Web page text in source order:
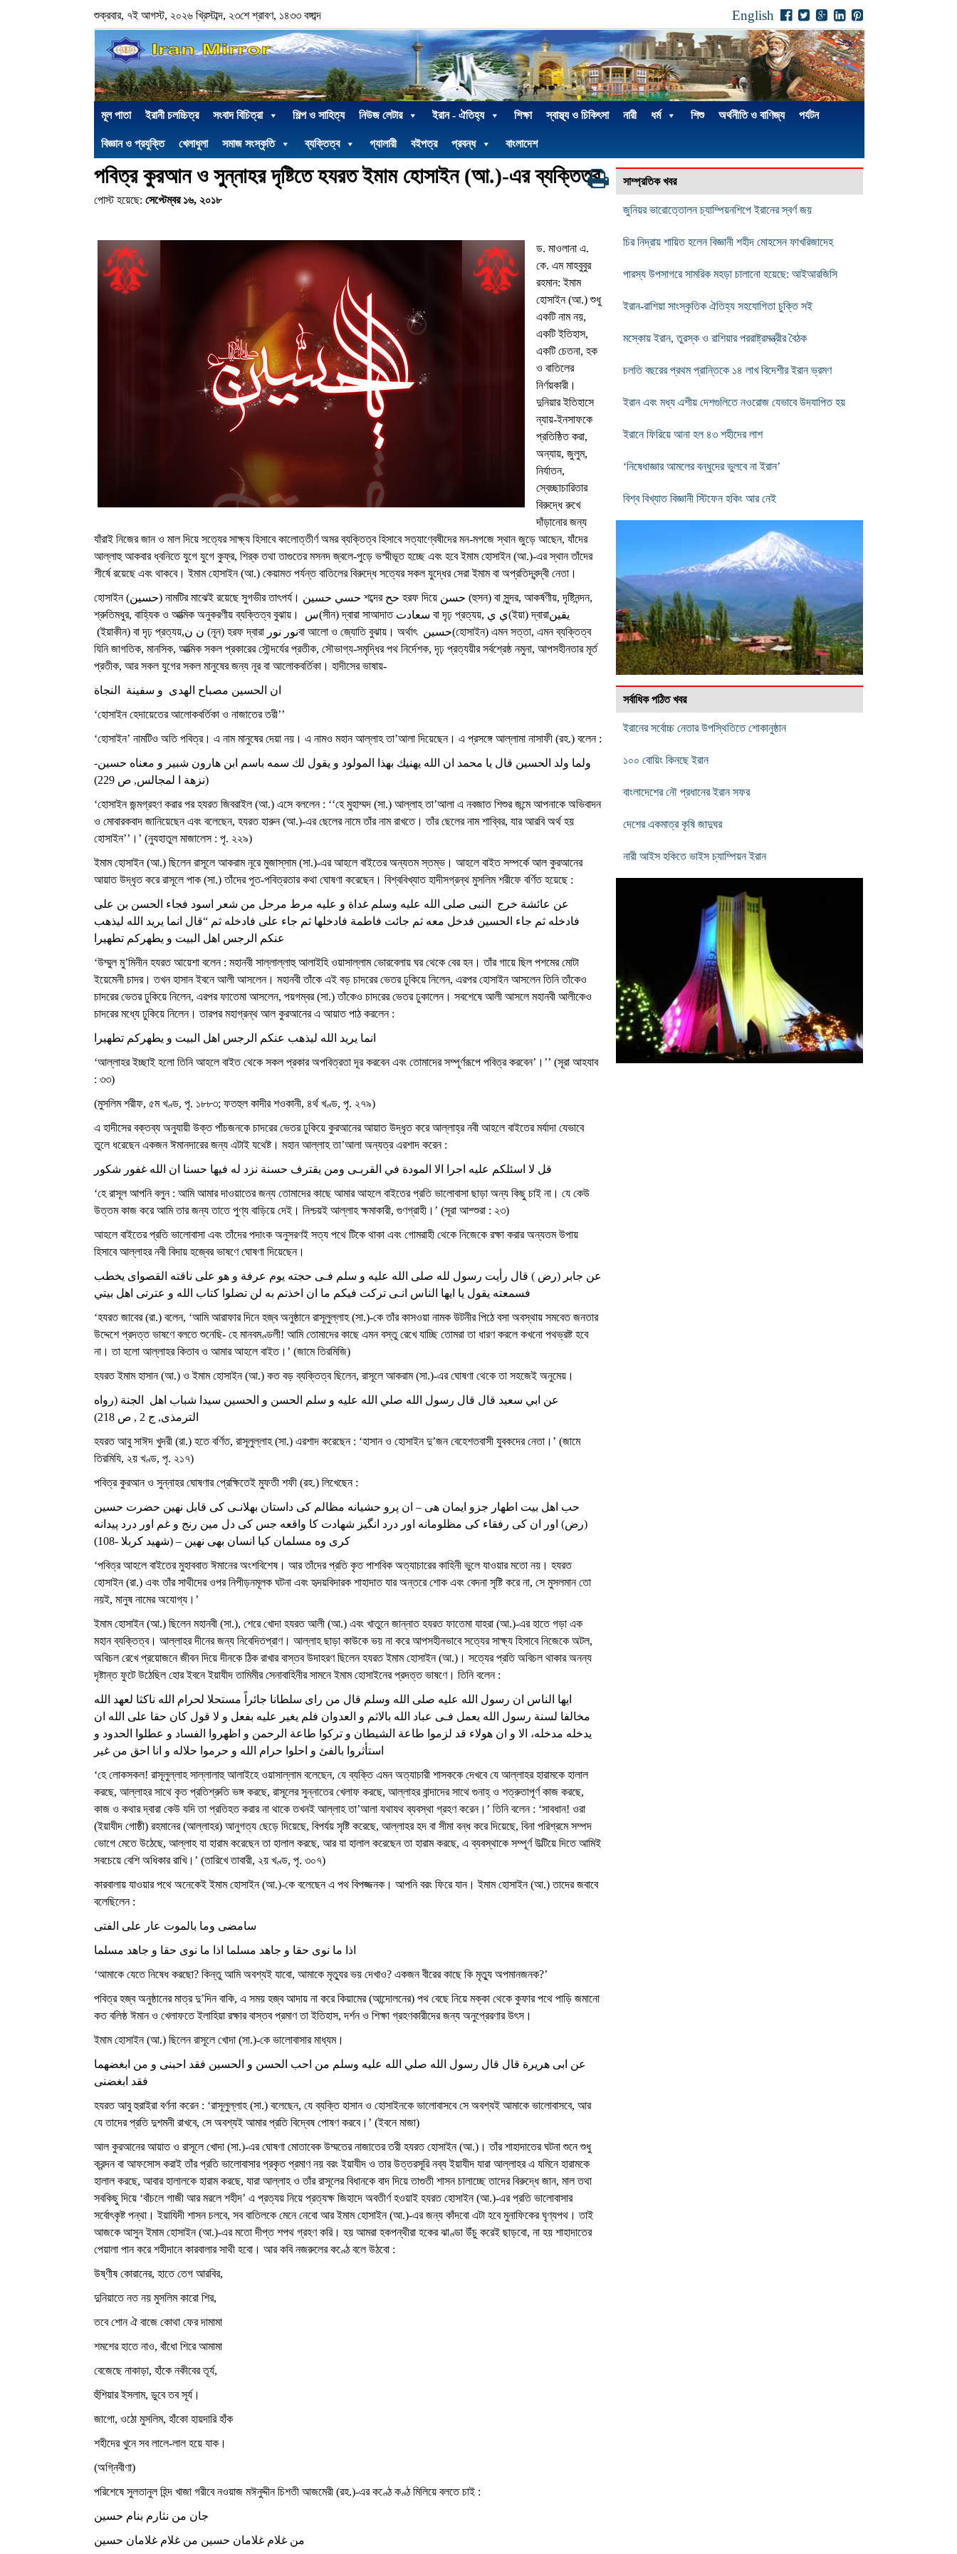
শুক্রবার, ৭ই আগস্ট, ২০২৬ খ্রিস্টাব্দ, ২৩শে শ্রাবণ, ১৪৩৩ বঙ্গাব্দ English
মূল পাতা ইরানী চলচ্চিত্র সংবাদ বিচিত্রা শিল্প ও সাহিত্য নিউজ লেটার ইরান - ঐতিহ্য শিক্ষা স্বাস্থ্য ও চিকিৎসা নারী ধর্ম শিশু অর্থনীতি ও বাণিজ্য পর্যটন
বিজ্ঞান ও প্রযুক্তি খেলাধুলা সমাজ সংস্কৃতি ব্যক্তিত্ব গ্যালারী বইপত্র প্রবন্ধ বাংলাদেশ
পবিত্র কুরআন ও সুন্নাহর দৃষ্টিতে হযরত ইমাম হোসাইন (আ.)-এর ব্যক্তিত্ব
পোস্ট হয়েছে: সেপ্টেম্বর ১৬, ২০১৮
ড. মাওলানা এ.
কে. এম মাহবুবুর
রহমান: ইমাম
হোসাইন (আ.) শুধু
একটি নাম নয়,
একটি ইতিহাস,
একটি চেতনা, হক
ও বাতিলের
নির্ণয়কারী।
দুনিয়ার ইতিহাসে
ন্যায়-ইনসাফকে
প্রতিষ্ঠিত করা,
অন্যায়, জুলুম,
নির্যাতন,
স্বেচ্ছাচারিতার
বিরুদ্ধে রুখে
দাঁড়ানোর জন্য
যাঁরাই নিজের জান ও মাল দিয়ে সত্যের সাক্ষ্য হিসাবে কালোত্তীর্ণ অমর ব্যক্তিত্ব হিসাবে সত্যাণ্বেষীদের মন-মগজে স্থান জুড়ে আছেন, যাঁদের
আল্লাহু আকবার ধ্বনিতে যুগে যুগে কুফ্‌র, শির্‌ক তথা তাগুতের মসনদ জ্বলে-পুড়ে ভস্মীভূত হচ্ছে এবং হবে ইমাম হোসাইন (আ.)-এর স্থান তাঁদের
শীর্ষে রয়েছে এবং থাকবে। ইমাম হোসাইন (আ.) কেয়ামত পর্যন্ত বাতিলের বিরুদ্ধে সত্যের সকল যুদ্ধের সেরা ইমাম বা অপ্রতিদ্বন্দ্বী নেতা।
হোসাইন (حسين) নামটির মাঝেই রয়েছে সুগভীর তাৎপর্য। حسي حسين শব্দের حح হরফ দিয়ে حسن (হুসন) বা সুন্দর, আকর্ষণীয়, দৃষ্টিনন্দন,
শ্রুতিমধুর, বাহ্যিক ও আত্মিক অনুকরণীয় ব্যক্তিত্ব বুঝায়। س(সীন) দ্বারা সাআদাত سعادت বা দৃঢ় প্রত্যয়, ي ي(ইয়া) দ্বারাيقين
(ইয়াকীন) বা দৃঢ় প্রত্যয়,ن ن (নূন) হরফ দ্বারা نور نورবা আলো ও জ্যোতি বুঝায়। অর্থাৎ حسين(হোসাইন) এমন সত্তা, এমন ব্যক্তিত্ব
যিনি জাগতিক, মানসিক, আত্মিক সকল প্রকারের সৌন্দর্যের প্রতীক, সৌভাগ্য-সমৃদ্ধির পথ নির্দেশক, দৃঢ় প্রত্যয়ীর সর্বশ্রেষ্ঠ নমুনা, আপসহীনতার মূর্ত
প্রতীক, আর সকল যুগের সকল মানুষের জন্য নূর বা আলোকবর্তিকা। হাদীসের ভাষায়-
ان الحسين مصباح الهدى و سفينة النجاة
‘হোসাইন হেদায়েতের আলোকবর্তিকা ও নাজাতের তরী’’
‘হোসাইন’ নামটিও অতি পবিত্র। এ নাম মানুষের দেয়া নয়। এ নামও মহান আল্লাহ তা’আলা দিয়েছেন। এ প্রসঙ্গে আল্লামা নাসাফী (রহ.) বলেন :
ولما ولد الحسين قال يا محمد ان الله يهنيك بهذا المولود و يقول لك سمه باسم ابن هارون شبير و معناه حسين-
(نزهة ا لمجالس, ص 229)
‘হোসাইন জন্মগ্রহণ করার পর হযরত জিবরাইল (আ.) এসে বললেন : ‘‘হে মুহাম্মদ (সা.) আল্লাহ তা’আলা এ নবজাত শিশুর জন্মে আপনাকে অভিবাদন
ও মোবারকবাদ জানিয়েছেন এবং বলেছেন, হযরত হারুন (আ.)-এর ছেলের নামে তাঁর নাম রাখতে। তাঁর ছেলের নাম শাব্বির, যার আরবি অর্থ হয়
হোসাইন’’।’ (নুযহাতুল মাজালেস : পৃ. ২২৯)
ইমাম হোসাইন (আ.) ছিলেন রাসূলে আকরাম নূরে মুজাস্‌সাম (সা.)-এর আহলে বাইতের অন্যতম স্তম্ভ। আহলে বাইত সম্পর্কে আল কুরআনের
আয়াত উদ্ধৃত করে রাসূলে পাক (সা.) তাঁদের পূত-পবিত্রতার কথা ঘোষণা করেছেন। বিশ্ববিখ্যাত হাদীসগ্রন্থ মুসলিম শরীফে বর্ণিত হয়েছে :
عن عائشة خرج النبى صلى الله عليه وسلم غداة و عليه مرط مرحل من شعر اسود فجاء الحسن بن على
فادخله ثم جاء الحسين فدخل معه ثم جائت فاطمة فادخلها ثم جاء على فادخله ثم “قال انما يريد الله ليذهب
عنكم الرجس اهل البيت و يطهركم تطهيرا
‘উম্মুল মু’মিনীন হযরত আয়েশা বলেন : মহানবী সাল্লাল্লাহু আলাইহি ওয়াসাল্লাম ভোরবেলায় ঘর থেকে বের হন। তাঁর গায়ে ছিল পশমের মোটা
ইয়েমেনী চাদর। তখন হাসান ইবনে আলী আসলেন। মহানবী তাঁকে এই বড় চাদরের ভেতর ঢুকিয়ে নিলেন, এরপর হোসাইন আসলেন তিনি তাঁকেও
চাদরের ভেতর ঢুকিয়ে নিলেন, এরপর ফাতেমা আসলেন, পয়গম্বর (সা.) তাঁকেও চাদরের ভেতর ঢুকালেন। সবশেষে আলী আসলে মহানবী আলীকেও
চাদরের মধ্যে ঢুকিয়ে নিলেন। তারপর মহাগ্রন্থ আল কুরআনের এ আয়াত পাঠ করলেন :
انما يريد الله ليذهب عنكم الرجس اهل البيت و يطهركم تطهيرا
‘আল্লাহর ইচ্ছাই হলো তিনি আহলে বাইত থেকে সকল প্রকার অপবিত্রতা দূর করবেন এবং তোমাদের সম্পূর্ণরূপে পবিত্র করবেন’।’’ (সূরা আহযাব
: ৩৩)
(মুসলিম শরীফ, ৫ম খণ্ড, পৃ. ১৮৮৩; ফতহুল কাদীর শওকানী, ৪র্থ খণ্ড, পৃ. ২৭৯)
এ হাদীসের বক্তব্য অনুযায়ী উক্ত পাঁচজনকে চাদরের ভেতর ঢুকিয়ে কুরআনের আয়াত উদ্ধৃত করে আল্লাহ্‌র নবী আহলে বাইতের মর্যাদা যেভাবে
তুলে ধরেছেন একজন ঈমানদারের জন্য এটাই যথেষ্ট। মহান আল্লাহ তা’আলা অন্যত্র এরশাদ করেন :
قل لا اسئلكم عليه اجرا الا المودة في القربـى ومن يقترف حسنة نزد له فيها حسنا ان الله غفور شكور
‘হে রাসূল আপনি বলুন : আমি আমার দাওয়াতের জন্য তোমাদের কাছে আমার আহলে বাইতের প্রতি ভালোবাসা ছাড়া অন্য কিছু চাই না। যে কেউ
উত্তম কাজ করে আমি তার জন্য তাতে পুণ্য বাড়িয়ে দেই। নিশ্চয়ই আল্লাহ ক্ষমাকারী, গুণগ্রাহী।’ (সূরা আশ্শুরা : ২৩)
আহলে বাইতের প্রতি ভালোবাসা এবং তাঁদের পদাংক অনুসরণই সত্য পথে টিকে থাকা এবং গোমরাহী থেকে নিজেকে রক্ষা করার অন্যতম উপায়
হিসাবে আল্লাহর নবী বিদায় হজ্বের ভাষণে ঘোষণা দিয়েছেন।
عن جابر (رض ) قال رأيت رسول لله صلى الله عليه و سلم فـى حجته يوم عرفة و هو على ناقته القصواى يخطب
فسمعته يقول يا ايها الناس انـى تركت فيكم ما ان اخذتم به لن تضلوا كتاب الله و عترتى اهل بيتي
‘হযরত জাবের (রা.) বলেন, ‘আমি আরাফার দিনে হজ্ব অনুষ্ঠানে রাসূলুল্লাহ (সা.)-কে তাঁর কাসওয়া নামক উটনীর পিঠে বসা অবস্থায় সমবেত জনতার
উদ্দেশে প্রদত্ত ভাষণে বলতে শুনেছি- হে মানবমণ্ডলী! আমি তোমাদের কাছে এমন বস্তু রেখে যাচ্ছি তোমরা তা ধারণ করলে কখনো পথভ্রষ্ট হবে
না। তা হলো আল্লাহর কিতাব ও আমার আহলে বাইত।’ (জামে তিরমিজি)
হযরত ইমাম হাসান (আ.) ও ইমাম হোসাইন (আ.) কত বড় ব্যক্তিত্ব ছিলেন, রাসূলে আকরাম (সা.)-এর ঘোষণা থেকে তা সহজেই অনুমেয়।
عن ابي سعيد قال قال رسول الله صلي الله عليه و سلم الحسن و الحسين سيدا شباب اهل الجنة (رواه
الترمذى, ج 2 , ص 218)
হযরত আবু সাঈদ খুদরী (রা.) হতে বর্ণিত, রাসূলুল্লাহ (সা.) এরশাদ করেছেন : ‘হাসান ও হোসাইন দু’জন বেহেশতবাসী যুবকদের নেতা।’ (জামে
তিরমিযি, ২য় খণ্ড, পৃ. ২১৭)
পবিত্র কুরআন ও সুন্নাহর ঘোষণার প্রেক্ষিতেই মুফতী শফী (রহ.) লিখেছেন :
حب اهل بيت اطهار جزو ايمان هى – ان پرو حشيانه مظالم كى داستان بهلانـى كى قابل نهين حضرت حسين
(رض) اور ان كى رفقاء كى مظلومانه اور درد انگيز شهادت کا واقعه جس کی دل مين رنج و غم اور درد پيدانه
کری وه مسلمان کيا انسان بهی نهين – (شهيد کربلا -108)
‘পবিত্র আহলে বাইতের মুহাববাত ঈমানের অংশবিশেষ। আর তাঁদের প্রতি কৃত পাশবিক অত্যাচারের কাহিনী ভুলে যাওয়ার মতো নয়। হযরত
হোসাইন (রা.) এবং তাঁর সাথীদের ওপর নিপীড়নমূলক ঘটনা এবং হৃদয়বিদারক শাহাদাত যার অন্তরে শোক এবং বেদনা সৃষ্টি করে না, সে মুসলমান তো
নয়ই, মানুষ নামের অযোগ্য।’
ইমাম হোসাইন (আ.) ছিলেন মহানবী (সা.), শেরে খোদা হযরত আলী (আ.) এবং খাতুনে জান্নাত হযরত ফাতেমা যাহরা (আ.)-এর হাতে গড়া এক
মহান ব্যক্তিত্ব। আল্লাহর দীনের জন্য নিবেদিতপ্রাণ। আল্লাহ ছাড়া কাউকে ভয় না করে আপসহীনভাবে সত্যের সাক্ষ্য হিসাবে নিজেকে অটল,
অবিচল রেখে প্রয়োজনে জীবন দিয়ে দীনকে ঠিক রাখার বাস্তব উদাহরণ ছিলেন হযরত ইমাম হোসাইন (আ.)। সত্যের প্রতি অবিচল থাকার অনন্য
দৃষ্টান্ত ফুটে উঠেছিল হোর ইবনে ইয়াযীদ তামিমীর সেনাবাহিনীর সামনে ইমাম হোসাইনের প্রদত্ত ভাষণে। তিনি বলেন :
ايها الناس ان رسول الله عليه صلى الله وسلم قال من راى سلطانا جائراً مستحلا لحرام الله ناكثا لعهد الله
مخالفا لسنة رسول الله يعمل فـى عباد الله بالاثم و العدوان فلم يغير عليه بفعل و لا قول كان حقا على الله ان
يدخله مدخله، الا و ان هولاء قد لزموا طاعة الشيطان و تركوا طاعة الرحمن و اظهروا الفساد و عطلوا الحدود و
استأثروا بالفئ و احلوا حرام الله و حرموا حلاله و انا احق من غير
‘হে লোকসকল! রাসূলুল্লাহ সাল্লালাহু আলাইহে ওয়াসাল্লাম বলেছেন, যে ব্যক্তি এমন অত্যাচারী শাসককে দেখবে যে আল্লাহর হারামকে হালাল
করছে, আল্লাহর সাথে কৃত প্রতিশ্রুতি ভঙ্গ করছে, রাসূলের সুন্নাতের খেলাফ করছে, আল্লাহর বান্দাদের সাথে গুনাহ্ ও শত্রুতাপূর্ণ কাজ করছে,
কাজ ও কথার দ্বারা কেউ যদি তা প্রতিহত করার না থাকে তখনই আল্লাহ তা’আলা যথাযথ ব্যবস্থা গ্রহণ করেন।’ তিনি বলেন : ‘সাবধান! ওরা
(ইয়াযীদ গোষ্ঠী) রহমানের (আল্লাহর) আনুগত্য ছেড়ে দিয়েছে, বিপর্যয় সৃষ্টি করেছে, আল্লাহর হদ বা সীমা বন্ধ করে দিয়েছে, বিনা পরিশ্রমে সম্পদ
ভোগে মেতে উঠেছে, আল্লাহ যা হারাম করেছেন তা হালাল করছে, আর যা হালাল করেছেন তা হারাম করছে, এ ব্যবস্থাকে সম্পূর্ণ উল্টিয়ে দিতে আমিই
সবচেয়ে বেশি অধিকার রাখি।’ (তারিখে তাবারী, ২য় খণ্ড, পৃ. ৩০৭)
কারবালায় যাওয়ার পথে অনেকেই ইমাম হোসাইন (আ.)-কে বলেছেন এ পথ বিপজ্জনক। আপনি বরং ফিরে যান। ইমাম হোসাইন (আ.) তাদের জবাবে
বলেছিলেন :
سامضى وما بالموت عار على الفتى
اذا ما نوى حقا و جاهد مسلما اذا ما نوى حقا و جاهد مسلما
‘আমাকে যেতে নিষেধ করছো? কিন্তু আমি অবশ্যই যাবো, আমাকে মৃত্যুর ভয় দেখাও? একজন বীরের কাছে কি মৃত্যু অপমানজনক?’
পবিত্র হজ্ব অনুষ্ঠানের মাত্র দু’দিন বাকি, এ সময় হজ্ব আদায় না করে কিয়ামের (আন্দোলনের) পথ বেছে নিয়ে মক্কা থেকে কুফার পথে পাড়ি জমানো
কত বলিষ্ঠ ঈমান ও খেলাফতে ইলাহিয়া রক্ষার বাস্তব প্রমাণ তা ইতিহাস, দর্শন ও শিক্ষা গ্রহণকারীদের জন্য অনুপ্রেরণার উৎস।
ইমাম হোসাইন (আ.) ছিলেন রাসূলে খোদা (সা.)-কে ভালোবাসার মাধ্যম।
عن ابى هريرة قال قال رسول الله صلي الله عليه وسلم من احب الحسن و الحسين فقد احبنى و من ابغضهما
فقد ابغضنى
হযরত আবু হুরাইরা বর্ণনা করেন : ‘রাসূলুল্লাহ (সা.) বলেছেন, যে ব্যক্তি হাসান ও হোসাইনকে ভালোবাসবে সে অবশ্যই আমাকে ভালোবাসবে, আর
যে তাদের প্রতি দুশমনী রাখবে, সে অবশ্যই আমার প্রতি বিদ্বেষ পোষণ করবে।’ (ইবনে মাজা)
আল কুরআনের আয়াত ও রাসূলে খোদা (সা.)-এর ঘোষণা মোতাবেক উম্মতের নাজাতের তরী হযরত হোসাইন (আ.)। তাঁর শাহাদাতের ঘটনা শুনে শুধু
ক্রন্দন বা আফসোস করাই তাঁর প্রতি ভালোবাসার প্রকৃত প্রমাণ নয় বরং ইয়াযীদ ও তার উত্তরসূরি নব্য ইয়াযীদ যারা আল্লাহর এ যমিনে হারামকে
হালাল করছে, আবার হালালকে হারাম করছে, যারা আল্লাহ ও তাঁর রাসূলের বিধানকে বাদ দিয়ে তাগুতী শাসন চালাচ্ছে তাদের বিরুদ্ধে জান, মাল তথা
সবকিছু দিয়ে ‘বাঁচলে গাজী আর মরলে শহীদ’ এ প্রত্যয় নিয়ে প্রত্যক্ষ জিহাদে অবতীর্ণ হওয়াই হযরত হোসাইন (আ.)-এর প্রতি ভালোবাসার
সর্বোৎকৃষ্ট পন্থা। ইয়াযিদী শাসন চলবে, সব বাতিলকে মেনে নেবো আর ইমাম হোসাইন (আ.)-এর জন্য কাঁদবো এটা হবে মুনাফিকের ঘৃণ্যপথ। তাই
আজকে আসুন ইমাম হোসাইন (আ.)-এর মতো দীপ্ত শপথ গ্রহণ করি। হয় আমরা হকপন্থীরা হকের ঝাণ্ডা উঁচু করেই ছাড়বো, না হয় শাহাদাতের
পেয়ালা পান করে শহীদানে কারবালার সাথী হবো। আর কবি নজরুলের কণ্ঠে বলে উঠবো :
উষ্ণীষ কোরানের, হাতে তেগ আরবির,
দুনিয়াতে নত নয় মুসলিম কারো শির,
তবে শোন ঐ বাজে কোথা ফের দামামা
শমশের হাতে নাও, বাঁধো শিরে আমামা
বেজেছে নাকাড়া, হাঁকে নকীবের তূর্য,
হুঁশিয়ার ইসলাম, ডুবে তব সূর্য।
জাগো, ওঠো মুসলিম, হাঁকো হায়দারি হাঁক
শহীদের খুনে সব লালে-লাল হয়ে যাক।
(অগ্নিবীণা)
পরিশেষে সুলতানুল হিন্দ খাজা গরীবে নওয়াজ মঈনুদ্দীন চিশতী আজমেরী (রহ.)-এর কণ্ঠে কণ্ঠ মিলিয়ে বলতে চাই :
جان من نثارم بنام حسين
من غلام غلامان حسين من غلام غلامان حسين
সাম্প্রতিক খবর
জুনিয়র ভারোত্তোলন চ্যাম্পিয়নশিপে ইরানের স্বর্ণ জয়
চির নিদ্রায় শায়িত হলেন বিজ্ঞানী শহীদ মোহসেন ফাখরিজাদেহ
পারস্য উপসাগরে সামরিক মহড়া চালানো হয়েছে: আইআরজিসি
ইরান-রাশিয়া সাংস্কৃতিক ঐতিহ্য সহযোগিতা চুক্তি সই
মস্কোয় ইরান, তুরস্ক ও রাশিয়ার পররাষ্ট্রমন্ত্রীর বৈঠক
চলতি বছরের প্রথম প্রান্তিকে ১৪ লাখ বিদেশীর ইরান ভ্রমণ
ইরান এবং মধ্য এশীয় দেশগুলিতে নওরোজ যেভাবে উদযাপিত হয়
ইরানে ফিরিয়ে আনা হল ৪৩ শহীদের লাশ
‘নিষেধাজ্ঞার আমলের বন্ধুদের ভুলবে না ইরান’
বিশ্ব বিখ্যাত বিজ্ঞানী স্টিফেন হকিং আর নেই
সর্বাধিক পঠিত খবর
ইরানের সর্বোচ্চ নেতার উপস্থিতিতে শোকানুষ্ঠান
১০০ বোয়িং কিনছে ইরান
বাংলাদেশের নৌ প্রধানের ইরান সফর
দেশের একমাত্র কৃষি জাদুঘর
নারী আইস হকিতে ভাইস চ্যাম্পিয়ন ইরান